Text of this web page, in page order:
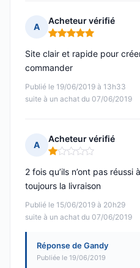
A
Acheteur vérifié
Note : 5 sur 5
Publié le 19/06/2019 à 13h33
suite à un achat du 07/06/2019
Site clair et rapide pour
commander
A
Acheteur vérifié
Note : 1 sur 5
Publié le 15/06/2019 à 20h29
suite à un achat du 07/06/2019
2 fois qu’ils n’ont pas réussi
toujours la livraison
Réponse de Gandy
Publiée le 19/06/2019